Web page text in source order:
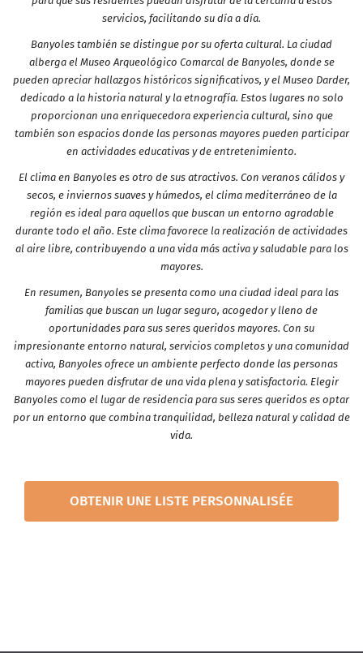
servicios, facilitando su día a día.
Banyoles también se distingue por su oferta cultural. La ciudad
alberga el Museo Arqueológico Comarcal de Banyoles, donde se
pueden apreciar hallazgos históricos significativos, y el Museo Darder,
dedicado a la historia natural y la etnografía. Estos lugares no solo
proporcionan una enriquecedora experiencia cultural, sino que
también son espacios donde las personas mayores pueden participar
en actividades educativas y de entretenimiento.
El clima en Banyoles es otro de sus atractivos. Con veranos cálidos y
secos, e inviernos suaves y húmedos, el clima mediterráneo de la
región es ideal para aquellos que buscan un entorno agradable
durante todo el año. Este clima favorece la realización de actividades
al aire libre, contribuyendo a una vida más activa y saludable para los
mayores.
En resumen, Banyoles se presenta como una ciudad ideal para las
familias que buscan un lugar seguro, acogedor y lleno de
oportunidades para sus seres queridos mayores. Con su
impresionante entorno natural, servicios completos y una comunidad
activa, Banyoles ofrece un ambiente perfecto donde las personas
mayores pueden disfrutar de una vida plena y satisfactoria. Elegir
Banyoles como el lugar de residencia para sus seres queridos es optar
por un entorno que combina tranquilidad, belleza natural y calidad de
vida.
OBTENIR UNE LISTE PERSONNALISÉE